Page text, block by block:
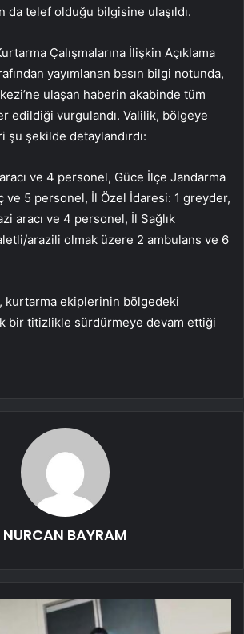
da telef olduğu bilgisine ulaşıldı.
Çalışmalarına İlişkin Açıklama
yayımlanan basın bilgi notunda,
ulaşan haberin akabinde tüm
edildiği vurgulandı. Valilik, bölgeye
şekilde detaylandırdı:
ve 4 personel, Güce İlçe Jandarma
ve 5 personel, İl Özel İdaresi: 1 greyder,
aracı ve 4 personel, İl Sağlık
arazili olmak üzere 2 ambulans ve 6
kurtarma ekiplerinin bölgedeki
bir titizlikle sürdürmeye devam ettiği
NURCAN BAYRAM